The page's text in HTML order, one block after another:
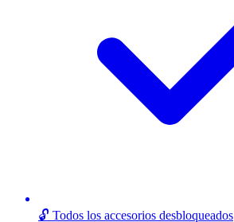
🔓 Todos los accesorios desbloqueados